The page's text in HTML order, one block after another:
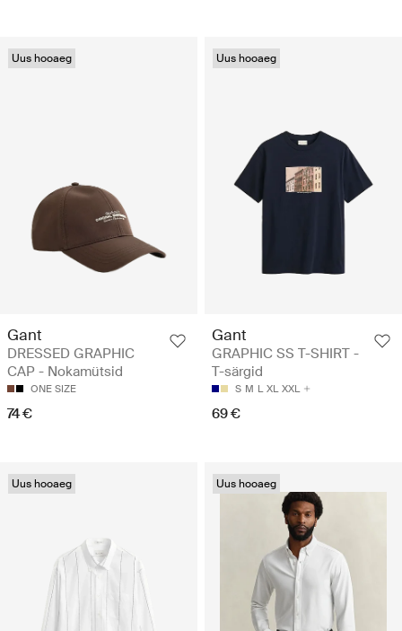
Uus hooaeg
Gant
DRESSED GRAPHIC
CAP - Nokamütsid
ONE SIZE
74 €
Uus hooaeg
Gant
GRAPHIC SS T-SHIRT -
T-särgid
S M L XL XXL
69 €
Uus hooaeg Uus hooaeg